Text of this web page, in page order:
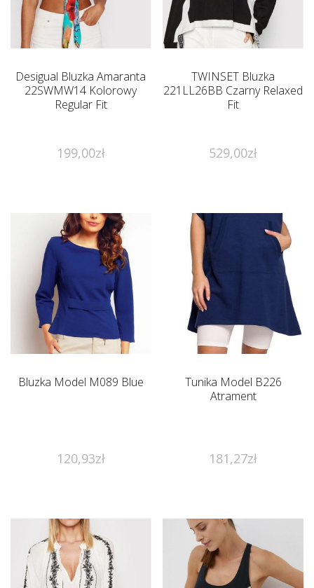
Desigual Bluzka Amaranta
22SWMW14 Kolorowy
Regular Fit
199,00zł
TWINSET Bluzka
221LL26BB Czarny Relaxed
Fit
529,00zł
Bluzka Model M089 Blue
120,93zł
Tunika Model B226
Atrament
181,27zł